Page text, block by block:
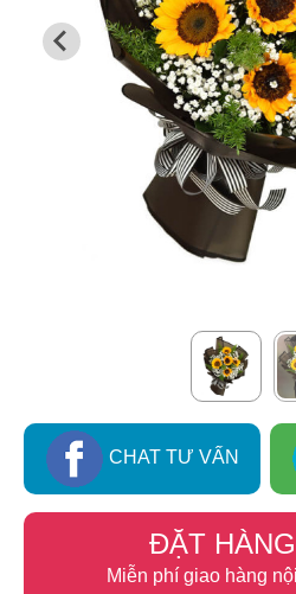
CHAT TƯ VẤN
ĐẶT
Miễn phí giao hàng